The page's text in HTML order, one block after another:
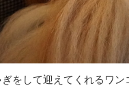
をして迎えてくれるワ